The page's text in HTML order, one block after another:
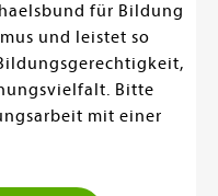
für Bildung
und leistet so
Bitte
mit einer